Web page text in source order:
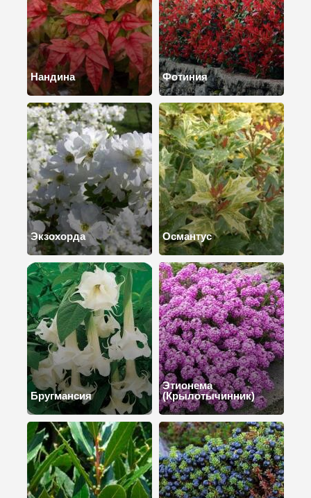
Нандина Фотиния
Экзохорда Османтус
Бругмансия
Этионема
(Крылотычинник)